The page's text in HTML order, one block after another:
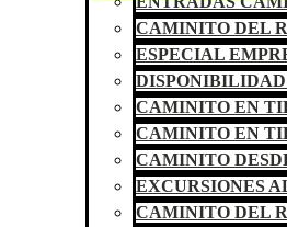
CAMINITO DEL
ESPECIAL
CAMINITO EN
CAMINITO EN
CAMINITO
EXCURSIONES
CAMINITO DEL